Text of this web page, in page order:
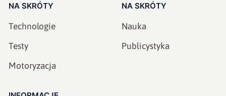
NA SKRÓTY
Technologie
Testy
Motoryzacja
NA SKRÓTY
Nauka
Publicystyka